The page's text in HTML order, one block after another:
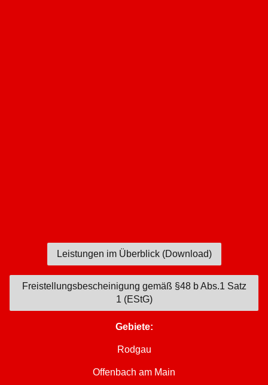
Leistungen im Überblick (Download)
Freistellungsbescheinigung gemäß §48 b Abs.1 Satz
1 (EStG)
Gebiete:
Rodgau
Offenbach am Main